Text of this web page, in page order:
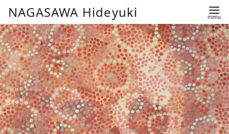
テ
ン
ツ
へ
移
動
NAGASAWA Hideyuki